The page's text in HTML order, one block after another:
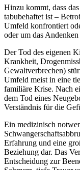
Hinzu kommt, dass
tabubehaftet ist –
Umfeld konfrontiert
oder um das
Der Tod des eigenen
Krankheit,
Gewaltverbrechen)
Umfeld meist in eine
familiäre Krise. Nach
dem Tod eines
Verständnis für die
Ein medizinisch
Erfahrung und eine
Beziehung dar. Das
Entscheidung zur